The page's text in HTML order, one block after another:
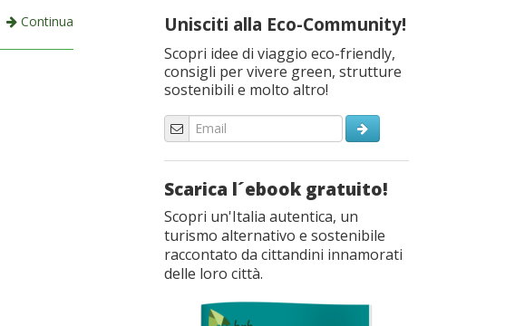
Continua
Unisciti alla Eco-Community!
Scopri idee di viaggio eco-friendly,
consigli per vivere green, strutture
sostenibili e molto altro!
Scarica l´ebook gratuito!
Scopri un'Italia autentica, un
turismo alternativo e sostenibile
raccontato da cittandini innamorati
delle loro città.